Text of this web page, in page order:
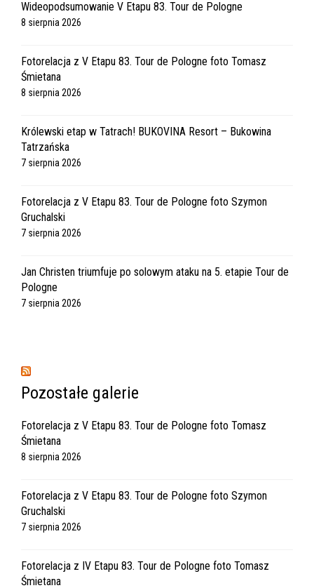
Wideopodsumowanie V Etapu 83. Tour de Pologne
8 sierpnia 2026
Fotorelacja z V Etapu 83. Tour de Pologne foto Tomasz
Śmietana
8 sierpnia 2026
Królewski etap w Tatrach! BUKOVINA Resort – Bukowina
Tatrzańska
7 sierpnia 2026
Fotorelacja z V Etapu 83. Tour de Pologne foto Szymon
Gruchalski
7 sierpnia 2026
Jan Christen triumfuje po solowym ataku na 5. etapie Tour de
Pologne
7 sierpnia 2026
Pozostałe galerie
Fotorelacja z V Etapu 83. Tour de Pologne foto Tomasz
Śmietana
8 sierpnia 2026
Fotorelacja z V Etapu 83. Tour de Pologne foto Szymon
Gruchalski
7 sierpnia 2026
Fotorelacja z IV Etapu 83. Tour de Pologne foto Tomasz
Śmietana